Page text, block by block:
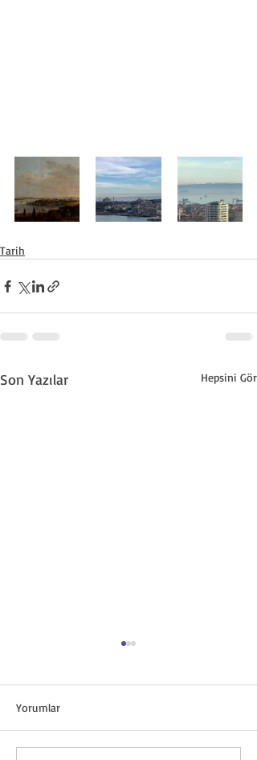
Tarih
Son Yazılar Hepsini Gör
Yorumlar